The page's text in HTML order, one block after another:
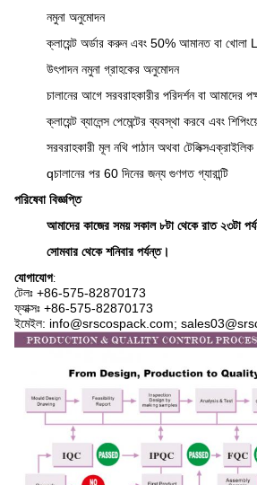
নমুনা অনুমোদন
ক্লায়েন্ট অর্ডার করুন এবং 50% আমানত বা খোলা
উৎপাদন নমুনা গ্রাহকের অনুমোদন
চালানের আগে সরবরাহকারীর পরিদর্শন বা আমাদের
ক্লায়েন্ট ব্যালেন্স পেমেন্টের ব্যবস্থা করবে এবং
সরবরাহকারী মূল নথি পাঠান অথবা টেলিক্সএক্রাইলিক
qচালানের পর 60 দিনের জন্য গুণগত গ্যারান্টি
পরিষেবা বিজ্ঞপ্তি
আমাদের কাজের সময় সকাল ৮টা থেকে রাত ২৩টা
সোমবার থেকে শনিবার পর্যন্ত।
যোগাযোগ:
টেলঃ +86-575-82870173
ফ্যাক্সঃ +86-575-82870173
ইমেইল: info@srscospack.com;